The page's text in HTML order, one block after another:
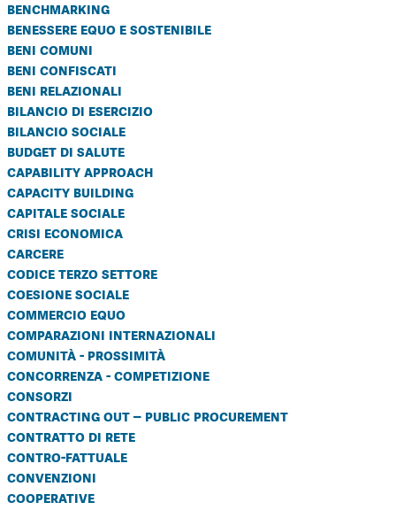
benchmarking
benessere equo e sostenibile
beni comuni
beni confiscati
beni relazionali
bilancio di esercizio
bilancio sociale
budget di salute
capability approach
capacity building
capitale sociale
crisi economica
carcere
codice terzo settore
coesione sociale
commercio equo
comparazioni internazionali
comunità - prossimità
concorrenza - competizione
consorzi
contracting out – public procurement
contratto di rete
contro-fattuale
convenzioni
cooperative